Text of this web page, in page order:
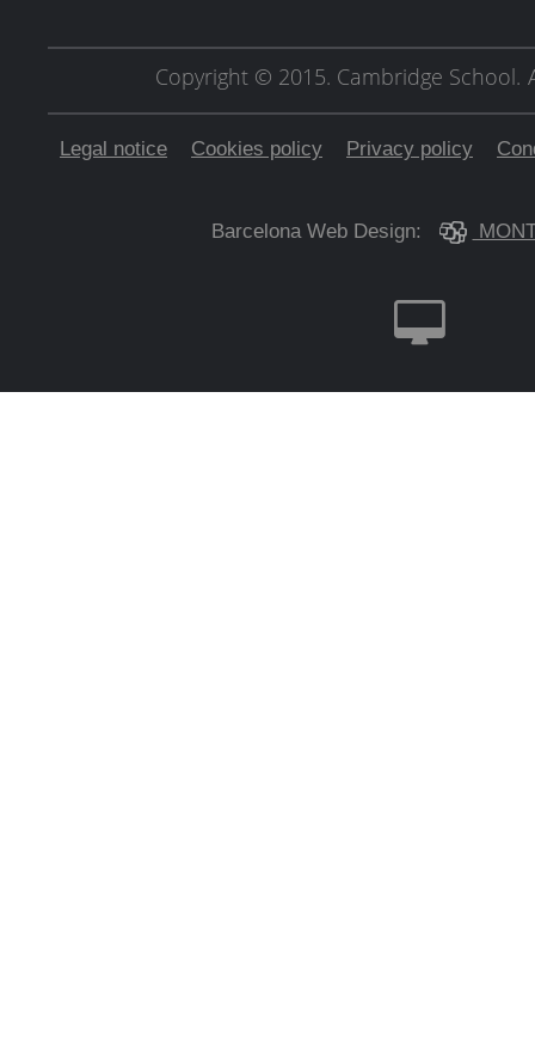
Copyright © 2015. Cambridge School.
Legal notice Cookies policy Privacy policy
Barcelona Web Design: